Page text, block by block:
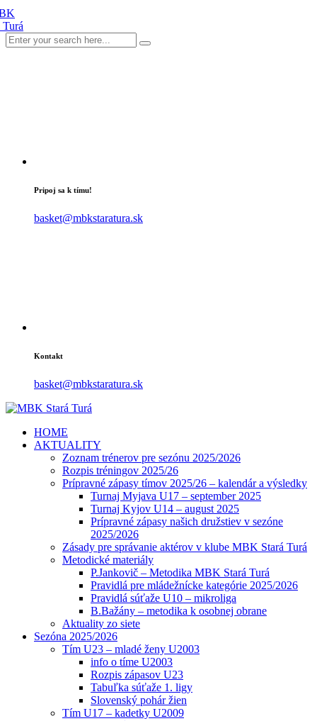
Pripoj sa k tímu!
basket@mbkstaratura.sk
Kontakt
basket@mbkstaratura.sk
HOME
AKTUALITY
Zoznam trénerov pre sezónu 2025/2026
Rozpis tréningov 2025/26
Prípravné zápasy tímov 2025/26 – kalendár a výsledky
Turnaj Myjava U17 – september 2025
Turnaj Kyjov U14 – august 2025
Prípravné zápasy našich družstiev v sezóne
2025/2026
Zásady pre správanie aktérov v klube MBK Stará Turá
Metodické materiály
P.Jankovič – Metodika MBK Stará Turá
Pravidlá pre mládežnícke kategórie 2025/2026
Pravidlá súťaže U10 – mikroliga
B.Bažány – metodika k osobnej obrane
Aktuality zo siete
Sezóna 2025/2026
Tím U23 – mladé ženy U2003
info o tíme U2003
Rozpis zápasov U23
Tabuľka súťaže 1. ligy
Slovenský pohár žien
Tím U17 – kadetky U2009